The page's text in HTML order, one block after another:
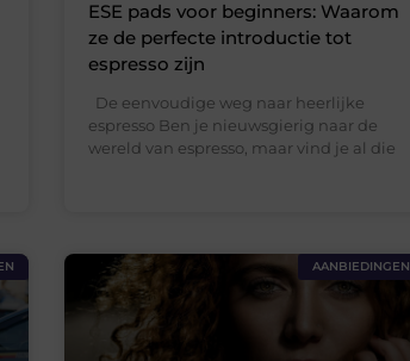
ESE pads voor beginners: Waarom
ze de perfecte introductie tot
espresso zijn
De eenvoudige weg naar heerlijke
espresso Ben je nieuwsgierig naar de
wereld van espresso, maar vind je al die
AANBIEDINGEN